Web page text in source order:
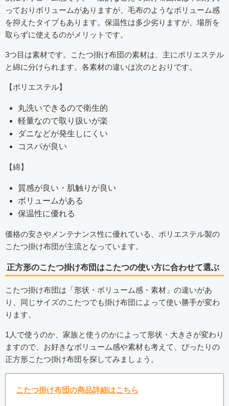
っておりボリュームがありますが、毛布のようなボリューム感
を抑えたタイプもあります。保温性は多少劣りますが、場所を
取らずに使えるのがメリットです。
3つ目は素材です。こたつ掛け布団の素材は、主にポリエステル
と綿に分けられます。各素材の違いは次のとおりです。
【ポリエステル】
丸洗いできるので衛生的
軽量なので取り扱いが楽
ダニなどが発生しにくい
コスパが良い
【綿】
質感が良い・肌触りが良い
ボリュームがある
保温性に優れる
価格の安さやメンテナンス性に優れている、ポリエステル製の
こたつ掛け布団が主流となっています。
正方形のこたつ掛け布団はこたつの使い方に合わせて選ぶ
こたつ掛け布団は「形状・ボリューム感・素材」の違いがあ
り、同じサイズのこたつでも掛け布団によって使い勝手が変わ
ります。
1人で使うのか、家族と使うのかによって形状・大きさが変わり
ますので、お好きなボリューム感や素材も考えて、ぴったりの
正方形こたつ掛け布団を探してみましょう。
こたつ掛け布団の商品詳細はこちら